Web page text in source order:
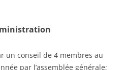
un conseil de 4 membres au
par l’assemblée générale;